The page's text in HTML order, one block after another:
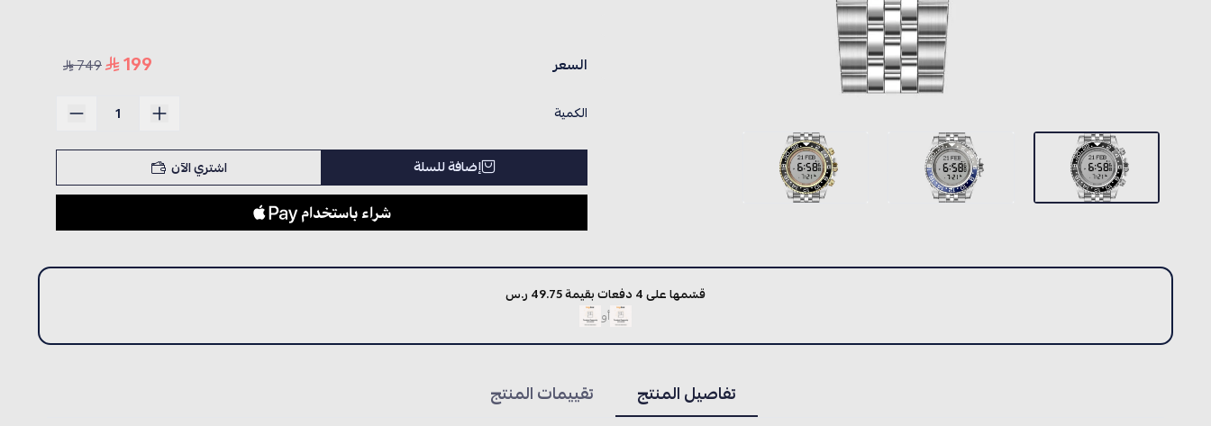
السعر 199
749
الكمية
إضافة للسلة اشتري الآن
قسّمها على 4 دفعات بقيمة 49.75 ر.س
أو
تفاصيل المنتج تقييمات المنتج